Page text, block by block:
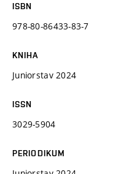
ISBN
978-80-86433-83-7
KNIHA
Juniorstav 2024
ISSN
3029-5904
PERIODIKUM